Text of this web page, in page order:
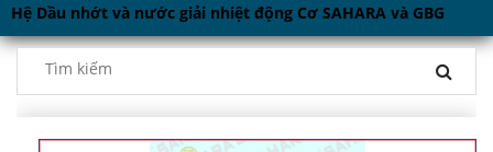
Hệ Dầu nhớt và nước giải nhiệt động Cơ SAHARA và GBG